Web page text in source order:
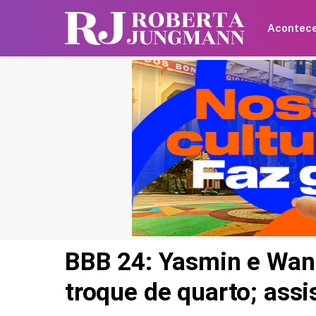
BBB 24: Yasmin e
troque de quarto;
Britânica de 97 anos